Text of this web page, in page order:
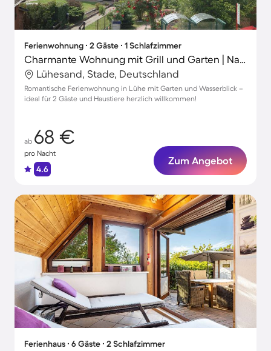
Ferienwohnung ∙ 2 Gäste ∙ 1 Schlafzimmer
Charmante Wohnung mit Grill und Garten | Naturblick | Haustiere erlaubt
Lühesand, Stade, Deutschland
Romantische Ferienwohnung in Lühe mit Garten und Wasserblick –
ideal für 2 Gäste und Haustiere herzlich willkommen!
ab 68 €
pro Nacht
4.6
Zum Angebot
Ferienhaus ∙ 6 Gäste ∙ 2 Schlafzimmer